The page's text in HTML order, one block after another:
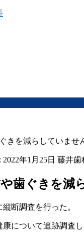
きを減らしていませ
2022年1月25日 藤井歯
歯ぐきを減
断調査を行った。
について追跡調査し